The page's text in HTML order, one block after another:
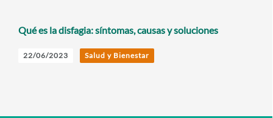
Qué es la disfagia: síntomas, causas y soluciones
22/06/2023 Salud y Bienestar